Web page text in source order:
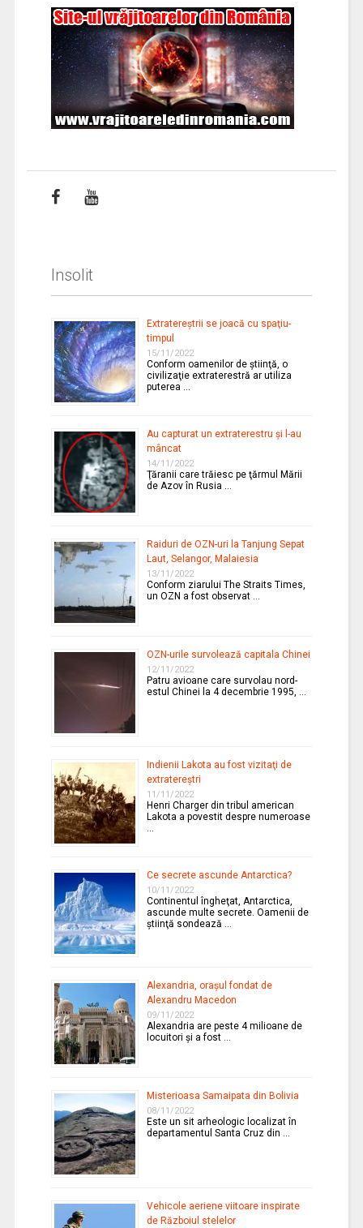
Insolit
Extratereştrii se joacă cu spaţiu-
timpul
15/11/2022
Conform oamenilor de ştiinţă, o
civilizaţie extraterestră ar utiliza
puterea …
Au capturat un extraterestru şi l-au
mâncat
14/11/2022
Ţăranii care trăiesc pe ţărmul Mării
de Azov în Rusia …
Raiduri de OZN-uri la Tanjung Sepat
Laut, Selangor, Malaiesia
13/11/2022
Conform ziarului The Straits Times,
un OZN a fost observat …
OZN-urile survolează capitala Chinei
12/11/2022
Patru avioane care survolau nord-
estul Chinei la 4 decembrie 1995, …
Indienii Lakota au fost vizitaţi de
extratereştri
11/11/2022
Henri Charger din tribul american
Lakota a povestit despre numeroase
…
Ce secrete ascunde Antarctica?
10/11/2022
Continentul îngheţat, Antarctica,
ascunde multe secrete. Oamenii de
ştiinţă sondează …
Alexandria, oraşul fondat de
Alexandru Macedon
09/11/2022
Alexandria are peste 4 milioane de
locuitori şi a fost …
Misterioasa Samaipata din Bolivia
08/11/2022
Este un sit arheologic localizat în
departamentul Santa Cruz din …
Vehicole aeriene viitoare inspirate
de Războiul stelelor